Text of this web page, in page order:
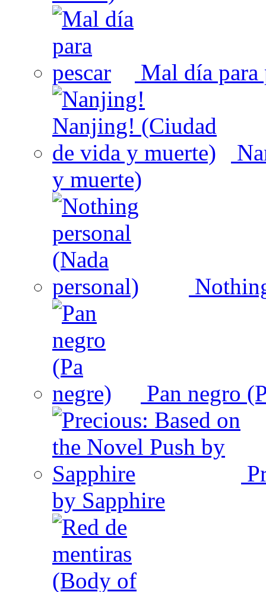
Mal día para
y muerte)
Pan negro
by Sapphire